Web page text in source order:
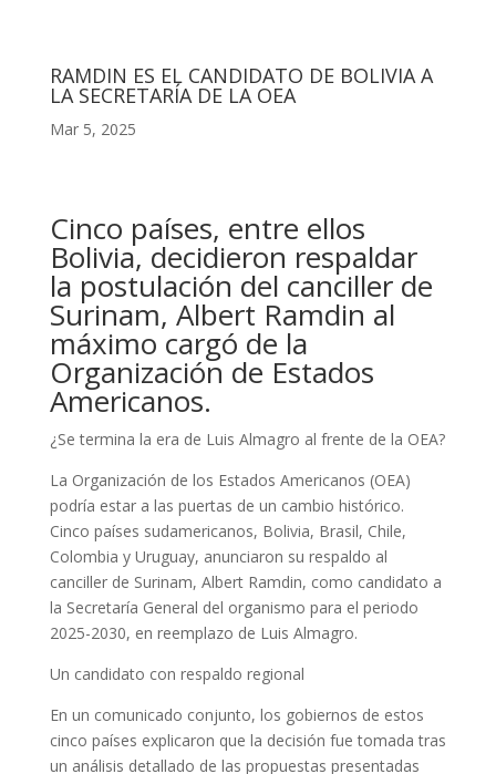
RAMDIN ES EL CANDIDATO DE BOLIVIA A
LA SECRETARÍA DE LA OEA
Mar 5, 2025
Cinco países, entre ellos
Bolivia, decidieron respaldar
la postulación del canciller de
Surinam, Albert Ramdin al
máximo cargó de la
Organización de Estados
Americanos.
¿Se termina la era de Luis Almagro al frente de la OEA?
La Organización de los Estados Americanos (OEA)
podría estar a las puertas de un cambio histórico.
Cinco países sudamericanos, Bolivia, Brasil, Chile,
Colombia y Uruguay, anunciaron su respaldo al
canciller de Surinam, Albert Ramdin, como candidato a
la Secretaría General del organismo para el periodo
2025-2030, en reemplazo de Luis Almagro.
Un candidato con respaldo regional
En un comunicado conjunto, los gobiernos de estos
cinco países explicaron que la decisión fue tomada tras
un análisis detallado de las propuestas presentadas